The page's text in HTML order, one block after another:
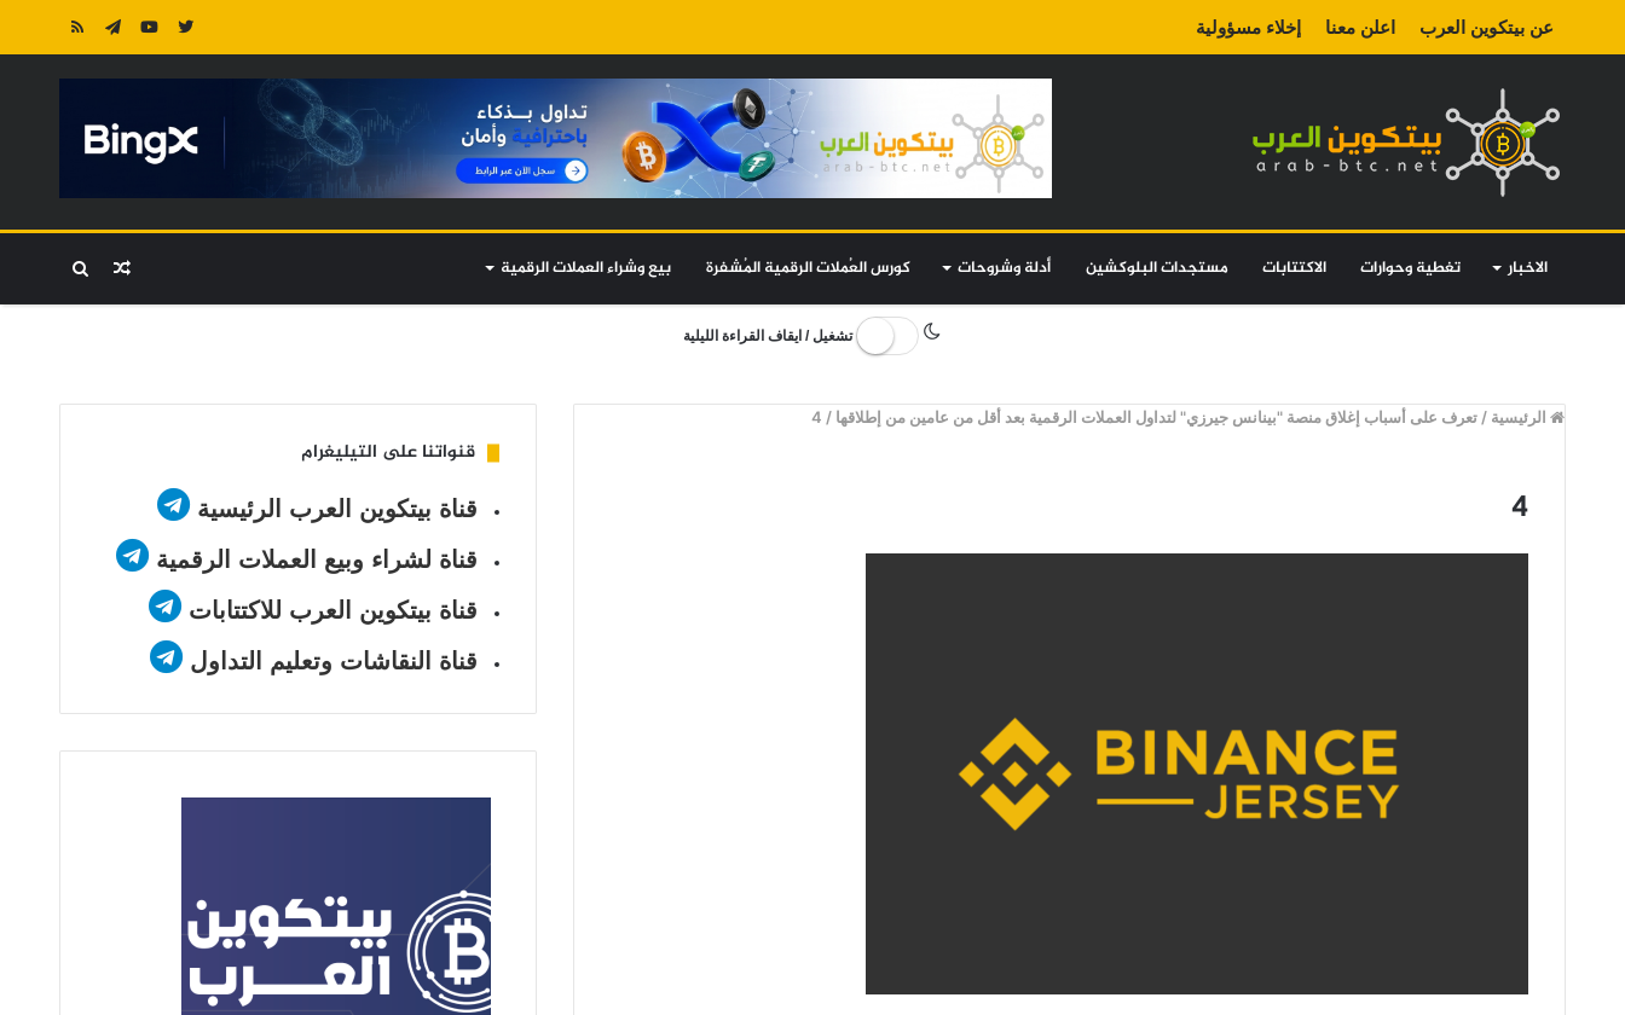
عن بيتكوين العرب اعلن معنا إخلاء مسؤولية
الاخبار تغطية وحوارات الاكتتابات مستجدات البلوكشين أدلة وشروحات كورس العُملات الرقمية المُشفرة بيع وشراء العملات الرقمية بحث مقال
تشغيل / ايقاف القراءة الليلية
الرئيسية / تعرف على أسباب إغلاق منصة "بينانس جيرزي" لتداول العملات الرقمية بعد أقل من عامين من إطلاقها /
4
4
قنواتنا على التيليغرام
قناة بيتكوين العرب الرئيسية
قناة لشراء وبيع العملات الرقمية
قناة بيتكوين العرب للاكتتابات
قناة النقاشات وتعليم التداول